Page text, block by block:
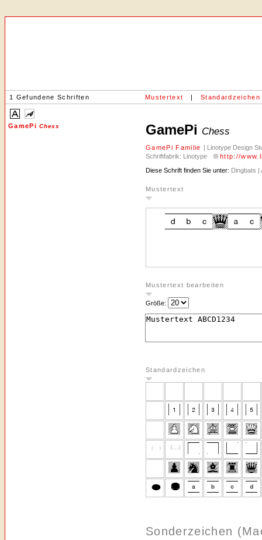
1 Gefundene Schriften Mustertext | Standardzeichen
GamePiChess GamePi Chess
GamePi Familie | Linotype Design
Schriftfabrik: Linotype
http://
Diese Schrift finden Sie unter: Dingbats |
Mustertext
Mustertext bearbeiten
Größe:
Standardzeichen
Sonderzeichen